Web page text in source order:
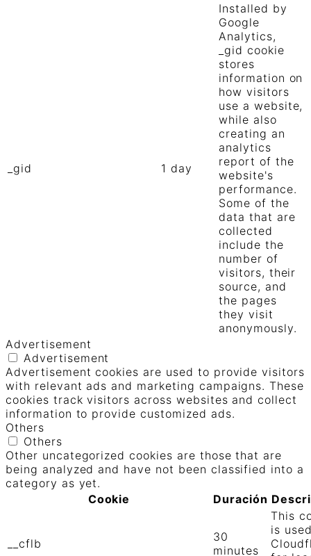
_gid 1 day
Installed by
Google
Analytics,
_gid cookie
stores
information on
how visitors
use a website,
while also
creating an
analytics
report of the
website's
performance.
Some of the
data that are
collected
include the
number of
visitors, their
source, and
the pages
they visit
anonymously.
Advertisement
Advertisement
Advertisement cookies are used to provide visitors
with relevant ads and marketing campaigns. These
cookies track visitors across websites and collect
information to provide customized ads.
Others
Others
Other uncategorized cookies are those that are
being analyzed and have not been classified into a
category as yet.
Cookie
Duración
__cflb
30
minutes
This
is